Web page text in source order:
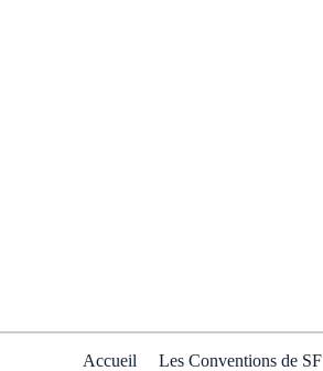
Accueil Les Conventions de SF